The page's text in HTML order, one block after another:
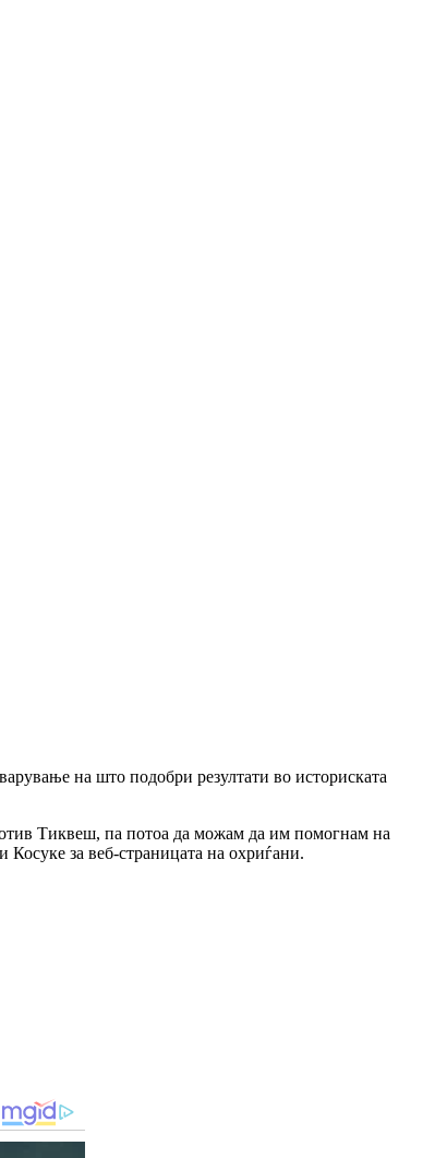
на што подобри резултати во историската
Тиквеш, па потоа да можам да им помогнам на
за веб-страницата на охриѓани.